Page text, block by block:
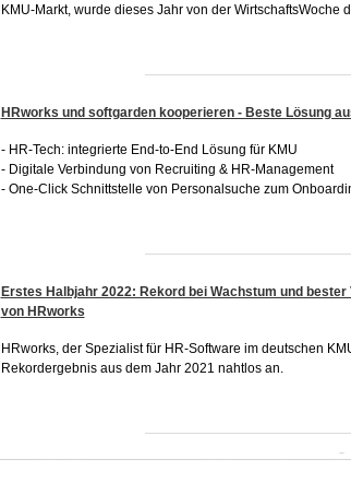
KMU-Markt, wurde dieses Jahr von der WirtschaftsWoche
HRworks und softgarden kooperieren - Beste Lösung
- HR-Tech: integrierte End-to-End Lösung für KMU
- Digitale Verbindung von Recruiting & HR-Management
- One-Click Schnittstelle von Personalsuche zum
Erstes Halbjahr 2022: Rekord bei Wachstum und
von HRworks
HRworks, der Spezialist für HR-Software im deutschen
Rekordergebnis aus dem Jahr 2021 nahtlos an.